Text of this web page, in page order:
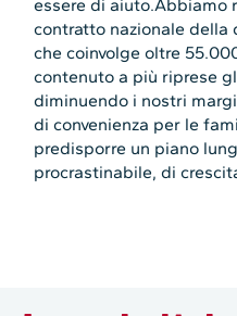
essere di aiuto.Abbiamo
contratto nazionale della
che coinvolge oltre
contenuto a più riprese
diminuendo i nostri
di convenienza per le
predisporre un piano
procrastinabile, di